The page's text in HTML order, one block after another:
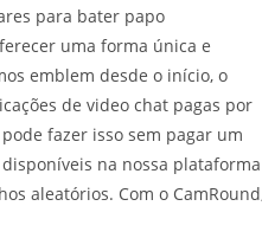
para bater papo
uma forma única e
emblem desde o início, o
de video chat pagas por
fazer isso sem pagar um
na nossa
aleatórios. Com o